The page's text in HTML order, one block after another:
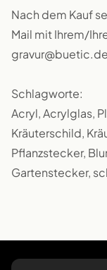
Nach dem Kauf
Mail mit Ihrem/
Schlagworte:
Acryl, Acrylglas,
Kräuterschild,
Pflanzstecker,
Gartenstecker,